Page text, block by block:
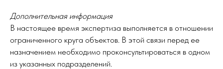
Дополнительная информация
В настоящее время экспертиза выполняется в отношении
ограниченного круга объектов. В этой связи перед ее
назначением необходимо проконсультироваться в одном
из указанных подразделений.